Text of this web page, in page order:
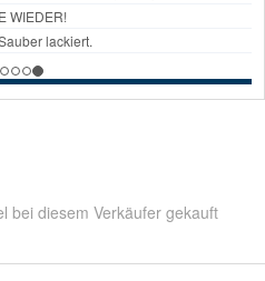
bei diesem Verkäufer gekauft